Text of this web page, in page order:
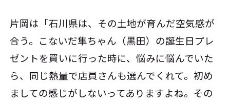
片岡は「石川県は、その土地が育んだ空気感が
合う。こないだ隼ちゃん（黒田）の誕生日プレ
ゼントを買いに行った時に、悩みに悩んでいた
ら、同じ熱量で店員さんも選んでくれて。初め
ましての感じがしないってありますよね。その